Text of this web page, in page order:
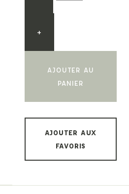
+
AJOUTER AU
PANIER
AJOUTER AUX
FAVORIS